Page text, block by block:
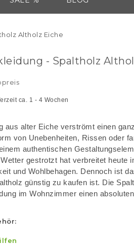
Altholz Eiche
- Spaltholz
ca. 1 - 4 Wochen
aus alter Eiche verströmt einen
von Unebenheiten, Rissen oder
authentischen
gestrotzt hat verbreitet heute
und Wohlbehagen. Dennoch ist
günstig zu kaufen ist. Die
im Wohnzimmer einen